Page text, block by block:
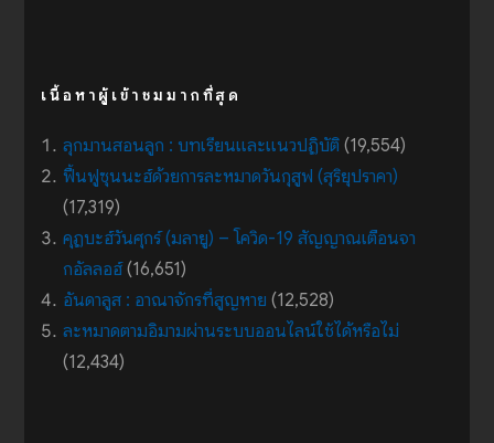
เนื้อหาผู้เข้าชมมากที่สุด
ลุกมานสอนลูก : บทเรียนและแนวปฏิบัติ (19,554)
ฟื้นฟูซุนนะฮ์ด้วยการละหมาดวันกุสูฟ (สุริยุปราคา)
(17,319)
คุฏบะฮ์วันศุกร์ (มลายู) – โควิด-19 สัญญาณเตือนจา
กอัลลอฮ์ (16,651)
อันดาลูส : อาณาจักรที่สูญหาย (12,528)
ละหมาดตามอิมามผ่านระบบออนไลน์ใช้ได้หรือไม่
(12,434)